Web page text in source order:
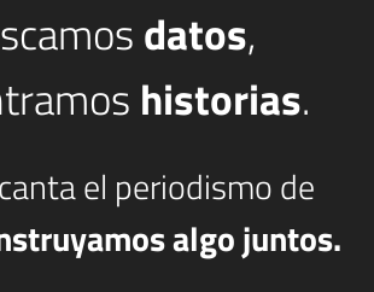
datos,
historias.
el periodismo de
algo juntos.